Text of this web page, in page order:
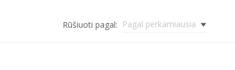
Rūšiuoti pagal: Pagal perkamiausia